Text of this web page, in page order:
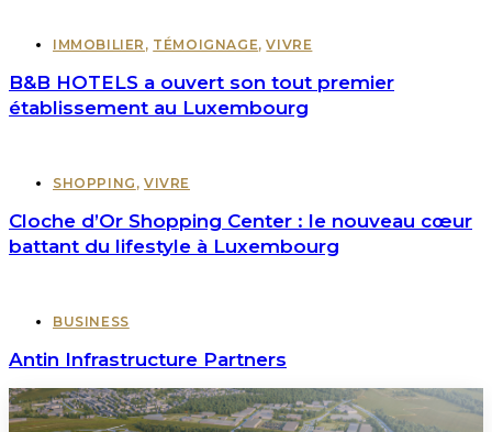
IMMOBILIER , TÉMOIGNAGE,VIVRE
B&B HOTELS a ouvert son tout premier
établissement au Luxembourg
SHOPPING ,VIVRE
Cloche d’Or Shopping Center : le nouveau cœur
battant du lifestyle à Luxembourg
BUSINESS
Antin Infrastructure Partners